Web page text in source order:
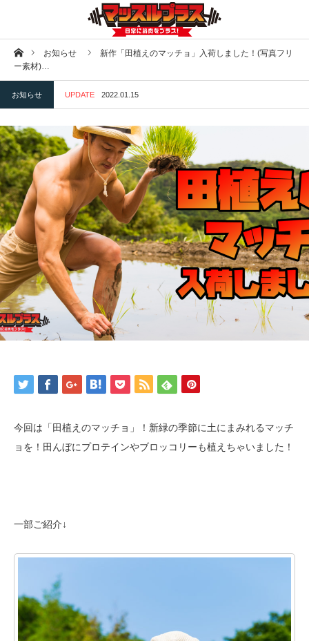
ホームお知らせ
新作「田植えのマッチョ」入荷しました！(写真フリ
ー素材)…
お知らせ UPDATE 2022.01.15
今回は「田植えのマッチョ」！新緑の季節に土にまみれるマッチ
ョを！田んぼにプロテインやブロッコリーも植えちゃいました！
一部ご紹介↓